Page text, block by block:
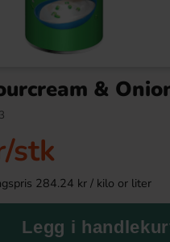
frutti
&
/stk
284.24 kr / kilo or liter
Legg i